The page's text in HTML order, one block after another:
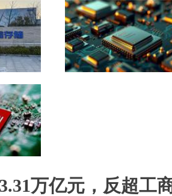
万亿元，反超工